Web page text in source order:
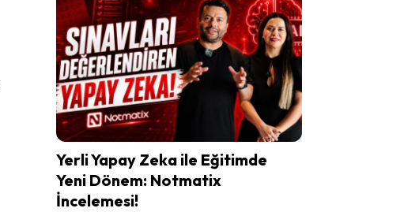
Yerli Yapay Zeka ile Eğitimde
Yeni Dönem: Notmatix
İncelemesi!